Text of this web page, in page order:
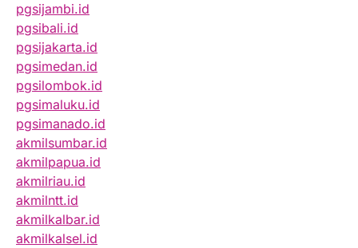
pgsijambi.id
pgsibali.id
pgsijakarta.id
pgsimedan.id
pgsilombok.id
pgsimaluku.id
pgsimanado.id
akmilsumbar.id
akmilpapua.id
akmilriau.id
akmilntt.id
akmilkalbar.id
akmilkalsel.id